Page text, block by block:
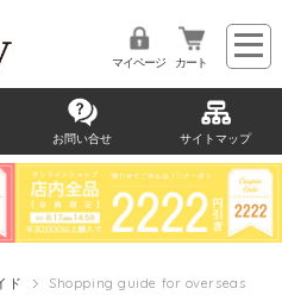
マイページ カート
お問い合せ サイトマップ
ド Shopping guide for overseas